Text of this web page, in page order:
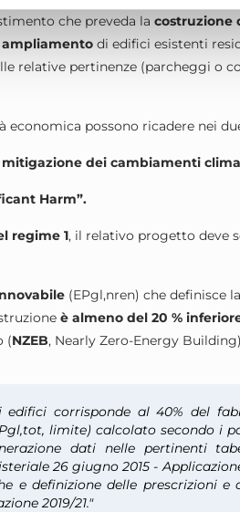
che preveda la costruzione
ampliamento di edifici esistenti
relative pertinenze (parcheggi o
possono ricadere nei
mitigazione dei cambiamenti
Harm”.
regime 1, il relativo progetto deve
(EPgl,nren) che definisce
è almeno del 20 %
(NZEB, Nearly Zero-Energy
corrisponde al 40% del
limite) calcolato secondo i
dati nelle pertinenti
26 giugno 2015 -
e definizione delle prescrizioni
2019/21."